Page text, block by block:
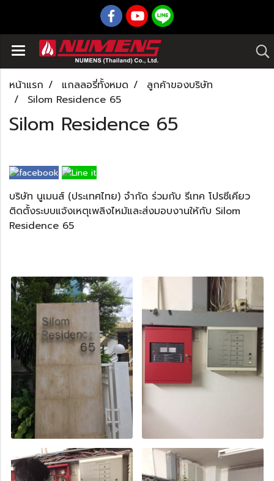
หน้าแรก แกลลอรี่ทั้งหมด
ลูกค้าของบริษัท
Silom Residence 65
Silom Residence 65
บริษัท นูเมนส์ (ประเทศไทย) จำกัด ร่วมกับ รีเทค โปรซีเคียว
ติดตั้งระบบแจ้งเหตุเพลิงไหม้และส่งมอบงานให้กับ Silom
Residence 65